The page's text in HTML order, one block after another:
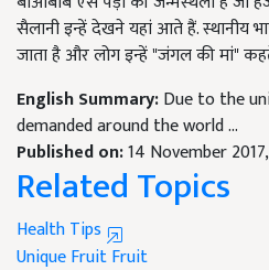
सैलानी इन्हें देखने यहां आते हैं. स्थानीय
जाता है और लोग इन्हें "जंगल की मां"
English Summary:Due to the
demanded around the world ...
Published on:14 November
Related Topics
Health Tips
Unique FruitFruit